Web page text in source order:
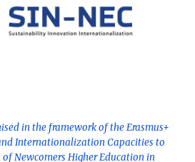
in the framework of the Erasmus+
Internationalization Capacities to
Newcomers Higher Education in